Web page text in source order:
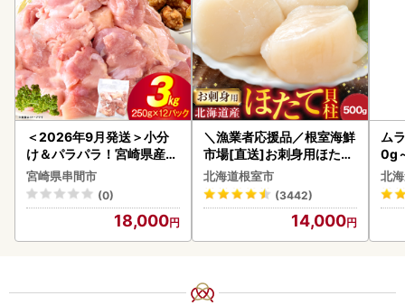
＜2026年9月発送＞小分
け＆パラパラ！宮崎県産鶏
ももカット合計3kg_K043
-009-2609
宮崎県串間市
(0)
18,000
＼漁業者応援品／根室海鮮
市場[直送]お刺身用ほたて
貝柱500g A-28002
北海道根室市
(3442)
14,000
ム
0g
北